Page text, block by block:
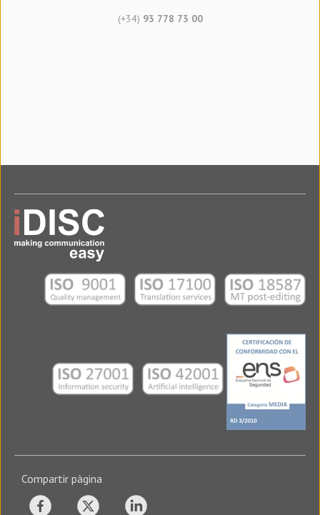
(+34) 93 778 73 00
Compartir pàgina